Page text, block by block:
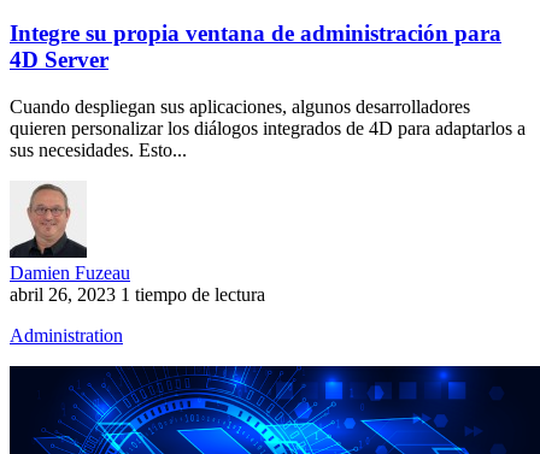
Integre su propia ventana de administración para
4D Server
Cuando despliegan sus aplicaciones, algunos desarrolladores
quieren personalizar los diálogos integrados de 4D para adaptarlos a
sus necesidades. Esto...
Damien Fuzeau
abril 26, 2023 1 tiempo de lectura
Administration